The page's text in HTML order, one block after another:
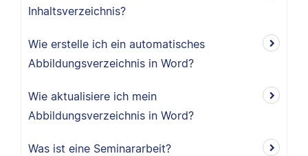
Inhaltsverzeichnis?
Wie erstelle ich ein automatisches
Abbildungsverzeichnis in Word?
Wie aktualisiere ich mein
Abbildungsverzeichnis in Word?
Was ist eine Seminararbeit?